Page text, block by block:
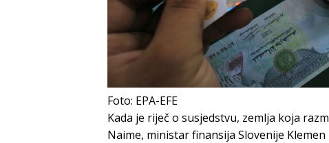
Foto: EPA-EFE
Kada je riječ o susjedstvu, zemlja koja
Naime, ministar finansija Slovenije